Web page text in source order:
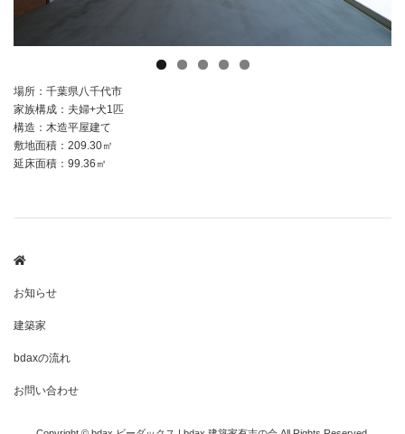
場所：千葉県八千代市
家族構成：夫婦+犬1匹
構造：木造平屋建て
敷地面積：209.30㎡
延床面積：99.36㎡
お知らせ
建築家
bdaxの流れ
お問い合わせ